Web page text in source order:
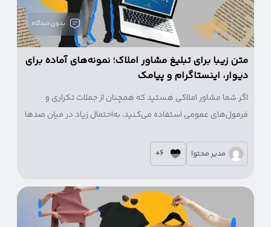
بدون دیدگاه
متن زیبا برای تبلیغ مشاور املاک؛ نمونه‌های آماده برای
دیوار، اینستاگرام و پیامک
اگر شما مشاور املاکی هستید که همچنان از جملات تکراری و
فرمول‌های عمومی استفاده می‌کنید، به‌احتمال زیاد در میان صدها
مدیر محتوا 6+